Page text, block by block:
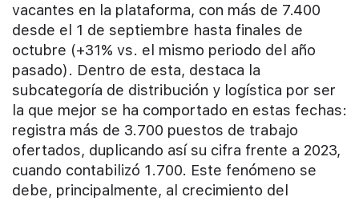
vacantes en la plataforma, con más de 7.400
desde el 1 de septiembre hasta finales de
octubre (+31% vs. el mismo periodo del año
pasado). Dentro de esta, destaca la
subcategoría de distribución y logística por ser
la que mejor se ha comportado en estas fechas:
registra más de 3.700 puestos de trabajo
ofertados, duplicando así su cifra frente a 2023,
cuando contabilizó 1.700. Este fenómeno se
debe, principalmente, al crecimiento del